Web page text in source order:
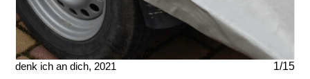
denk ich an dich, 2021 1/15